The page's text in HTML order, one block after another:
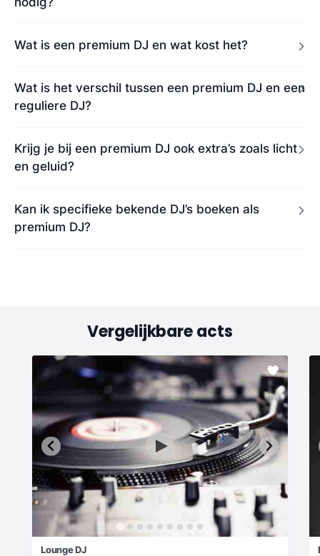
Wat is een premium DJ en wat kost het?
Wat is het verschil tussen een premium DJ en een
reguliere DJ?
Krijg je bij een premium DJ ook extra’s zoals licht
en geluid?
Kan ik specifieke bekende DJ’s boeken als
premium DJ?
Vergelijkbare acts
Lounge DJ